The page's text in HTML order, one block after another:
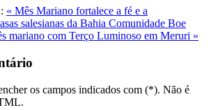
« Mês Mariano fortalece a fé e a
salesianas da Bahia Comunidade Boe
mariano com Terço Luminoso em Meruri »
os campos indicados com (*). Não é